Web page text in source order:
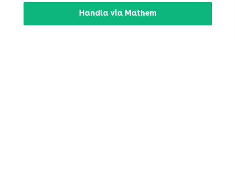
Handla via Mathem